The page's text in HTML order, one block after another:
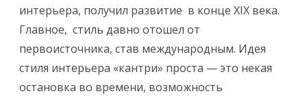
а
н
интерьера, получил развитие в конце XIX века.
Главное, стиль давно отошел от
первоисточника, став международным. Идея
стиля интерьера «кантри» проста — это некая
остановка во времени, возможность